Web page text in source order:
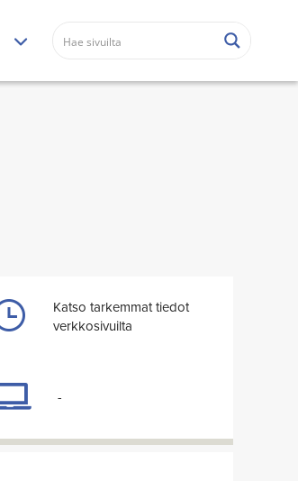
Katso tarkemmat tiedot
verkkosivuilta
-